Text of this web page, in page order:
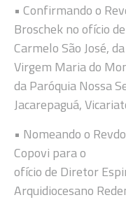
• Confirmando o
Broschek no ofício
Carmelo São José,
Virgem Maria do
da Paróquia Nossa
Jacarepaguá,
• Nomeando o
Copovi para o
ofício de Diretor
Arquidiocesano